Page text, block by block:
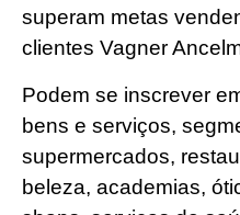
superam metas
clientes Vagner
Podem se inscrever
bens e serviços,
supermercados,
beleza, academias,